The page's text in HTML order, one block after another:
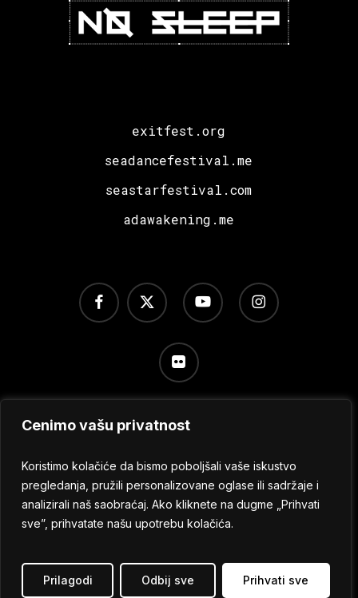
Cenimo vašu privatnost
Koristimo kolačiće da bismo poboljšali vaše iskustvo
pregledanja, pružili personalizovane oglase ili sadržaje i
analizirali naš saobraćaj. Ako kliknete na dugme „Prihvati
sve”, prihvatate našu upotrebu kolačića.
Prilagodi Odbij sve Prihvati sve
exitfest.org
seadancefestival.me
seastarfestival.com
adawakening.me
x-
twitter
facebook youtube instagram
flickr
kolačića
© 2024 No Sleep Festival
Sva prava zadržana.